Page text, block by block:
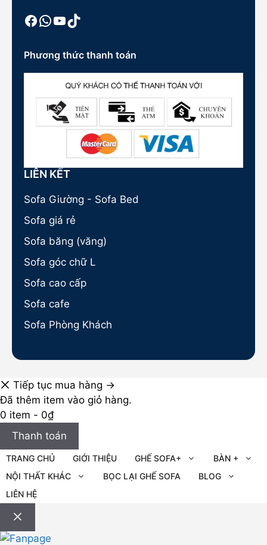
Facebook
WhatsApp
Youtube
TikTok
Phương thức thanh toán
LIÊN KẾT
Sofa Giường - Sofa Bed
Sofa giá rẻ
Sofa băng (văng)
Sofa góc chữ L
Sofa cao cấp
Sofa cafe
Sofa Phòng Khách
Tiếp tục mua hàng →
Đã thêm item vào giỏ hàng.
0 item - 0₫
Thanh toán
TRANG CHỦ GIỚI THIỆU GHẾ SOFA+
BÀN +
NỘI THẤT KHÁC
BỌC LẠI GHẾ SOFA
BLOG
LIÊN HỆ
Đóng